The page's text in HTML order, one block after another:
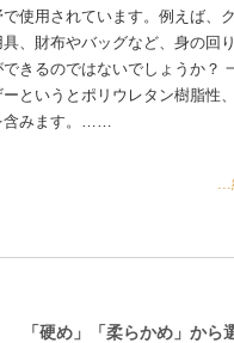
使用されています。例えば、
、財布やバッグなど、身の回
きるのではないでしょうか？
というとポリウレタン樹脂性
含みます。……
「硬め」「柔らかめ」から